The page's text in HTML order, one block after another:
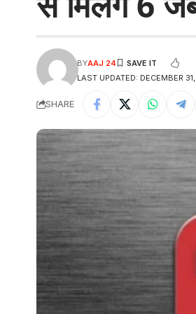
LAST UPDATED: DECEMBER
BYAAJ 24
SHARE